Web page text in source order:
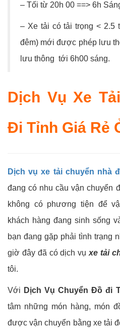
– Tối từ 20h 00 ==> 6h
– Xe tải có tải trọng < 2.5
đêm) mới được phép lưu
lưu thông tới 6h00 sáng.
Dịch Vụ Xe
Đi Tỉnh Giá Rẻ
Dịch vụ xe tải chuyển nhà
đang có nhu cầu vận chuyển
không có phương tiện để
khách hàng đang sinh sống
bạn đang gặp phải tình trạng
giờ đây đã có dịch vụxe tải
tôi.
Với Dịch Vụ Chuyển Đồ đi
tâm những món hàng, món
được vận chuyển bằng xe tải